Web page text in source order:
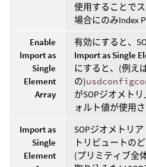
使用することで
場合にのみIndex
Enable
Import as
Single
Element
Array
有効にすると、
Import as Single
にすると、(例えば
の)
がSOPジオメト
ォルト値が使用さ
Import as
Single
Element
SOPジオメトリ
トリビュートの
(プリミティブ全